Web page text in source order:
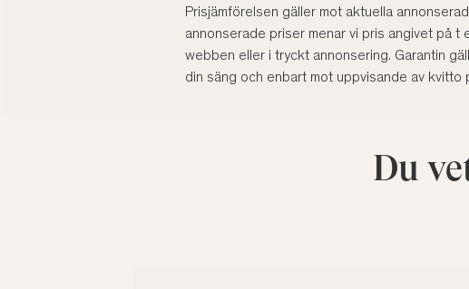
Prisjämförelsen gäller mot aktuella
annonserade priser menar vi pris angivet på t
webben eller i tryckt annonsering. Garantin
din säng och enbart mot uppvisande av kvitto
Du